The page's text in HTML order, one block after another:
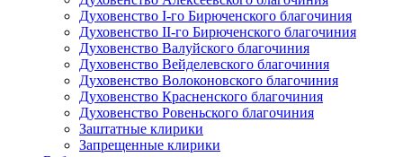
Духовенство I-го Бирюченского благочиния
Духовенство II-го Бирюченского благочиния
Духовенство Валуйского благочиния
Духовенство Вейделевского благочиния
Духовенство Волоконовского благочиния
Духовенство Красненского благочиния
Духовенство Ровеньского благочиния
Заштатные клирики
Запрещенные клирики